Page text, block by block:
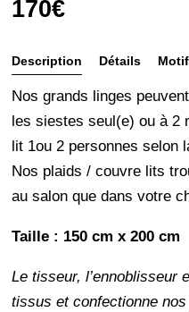
170€
Description
Détails
entretien
Nos grands linges
les siestes seul(e) ou à 2
lit 1ou 2 personnes selon
Nos plaids / couvre lits
au salon que dans votre
Taille : 150 cm x 200 cm
Le tisseur, l’ennoblisseur
tissus et confectionne